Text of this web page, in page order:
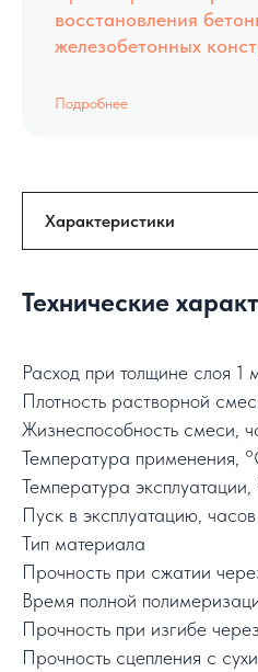
восстановления
железобетонных
Подробнее
Технические
Расход при толщине слоя 1
Плотность растворной
Жизнеспособность смеси,
Температура применения,
Температура эксплуатации,
Пуск в эксплуатацию, часов
Тип материала
Прочность при сжатии
Время полной
Прочность при изгибе
Прочность сцепления с